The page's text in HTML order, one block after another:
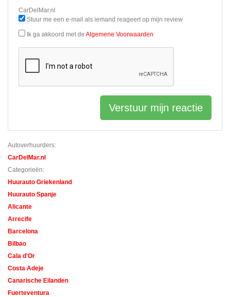
Autoverhuurders:
CarDelMar.nl
Categorieën:
Huurauto Griekenland
Huurauto Spanje
Alicante
Arrecife
Barcelona
Bilbao
Cala d'Or
Costa Adeje
Canarische Eilanden
Fuerteventura
CarDelMar.nl
Stuur me een e-mail als iemand reageert op mijn review
Ik ga akkoord met de Algemene Voorwaarden
Verstuur mijn reactie